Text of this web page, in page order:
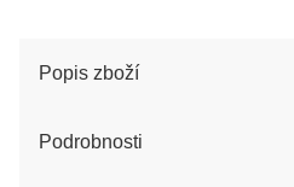
Popis zboží
Podrobnosti